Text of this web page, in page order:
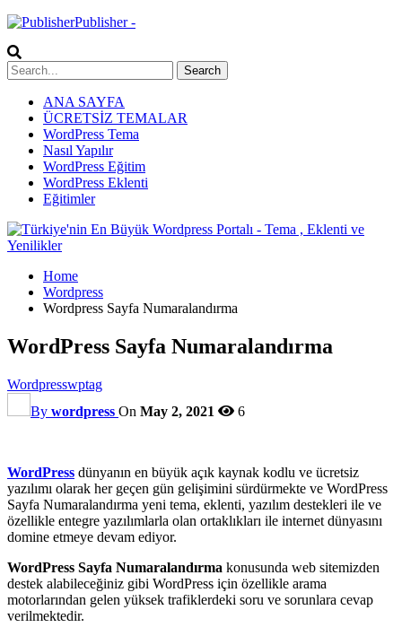
Publisher -
ANA SAYFA
ÜCRETSİZ TEMALAR
WordPress Tema
Nasıl Yapılır
WordPress Eğitim
WordPress Eklenti
Eğitimler
Home
Wordpress
Wordpress Sayfa Numaralandırma
WordPress Sayfa Numaralandırma
Wordpresswptag
By wordpress On May 2, 2021 6
WordPress dünyanın en büyük açık kaynak kodlu ve ücretsiz
yazılımı olarak her geçen gün gelişimini sürdürmekte ve WordPress
Sayfa Numaralandırma yeni tema, eklenti, yazılım destekleri ile ve
özellikle entegre yazılımlarla olan ortaklıkları ile internet dünyasını
domine etmeye devam ediyor.
WordPress Sayfa Numaralandırma konusunda web sitemizden
destek alabileceğiniz gibi WordPress için özellikle arama
motorlarından gelen yüksek trafiklerdeki soru ve sorunlara cevap
verilmektedir.